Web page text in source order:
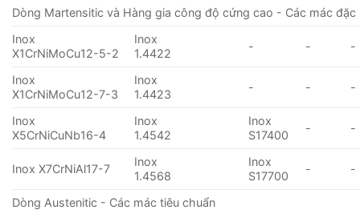
Dòng Martensitic và Hàng gia công độ cứng cao - Các mác đặc
Inox
X1CrNiMoCu12-5-2
Inox
1.4422
- - -
Inox
X1CrNiMoCu12-7-3
Inox
1.4423
- - -
Inox
X5CrNiCuNb16-4
Inox
1.4542
Inox
S17400
- -
Inox X7CrNiAl17-7
Inox
1.4568
Inox
S17700
- -
Dòng Austenitic - Các mác tiêu chuẩn